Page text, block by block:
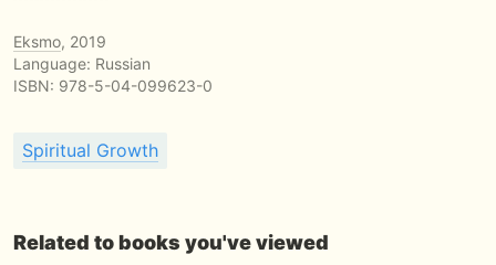
Eksmo, 2019
Language: Russian
ISBN: 978-5-04-099623-0
Spiritual Growth
Related to books you've viewed